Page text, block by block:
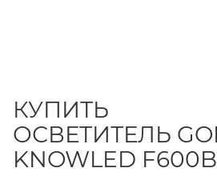
КУПИТЬ
ОСВЕТИТЕЛЬ
KNOWLED